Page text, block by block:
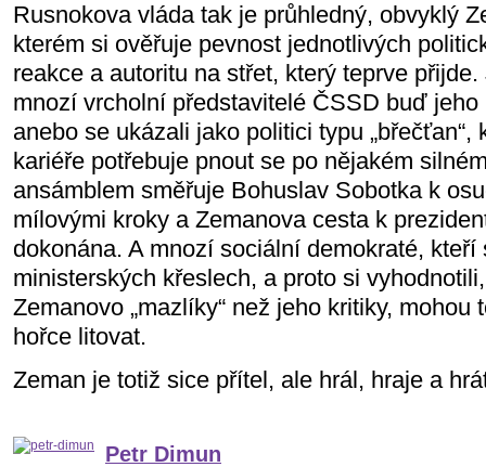
Rusnokova vláda tak je průhledný, obvyklý
kterém si ověřuje pevnost jednotlivých
reakce a autoritu na střet, který teprve
mnozí vrcholní představitelé ČSSD buď
anebo se ukázali jako politici typu „břečťan“,
kariéře potřebuje pnout se po nějakém
ansámblem směřuje Bohuslav Sobotka k
mílovými kroky a Zemanova cesta k
dokonána. A mnozí sociální demokraté,
ministerských křeslech, a proto si
Zemanovo „mazlíky“ než jeho kritiky, mohou
hořce litovat.
Zeman je totiž sice přítel, ale hrál, hraje a
Petr Dimun